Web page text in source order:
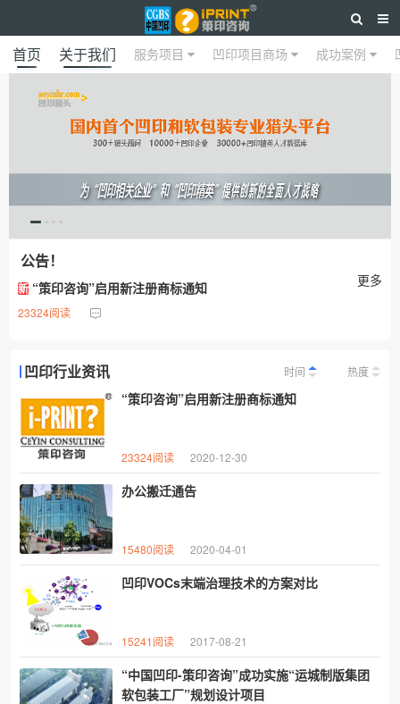
首页 关于我们 服务项目 凹印项目商场 成功案例
公告！
更多
新 “策印咨询”启用新注册商标通知
23324阅读
凹印行业资讯 时间 热度
“策印咨询”启用新注册商标通知
23324阅读 2020-12-30
办公搬迁通告
15480阅读 2020-04-01
凹印VOCs末端治理技术的方案对比
15241阅读 2017-08-21
“中国凹印-策印咨询”成功实施“运城制版集团
软包装工厂”规划设计项目